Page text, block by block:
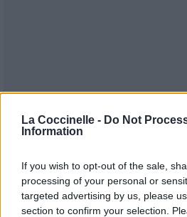
La Coccinelle - Do Not
Information
If you wish to opt-out of the sale,
processing of your personal or
targeted advertising by us, please
section to confirm your selection.
octobre 2019 à 6h48.
Chanteurs :
Albums : ...Unto